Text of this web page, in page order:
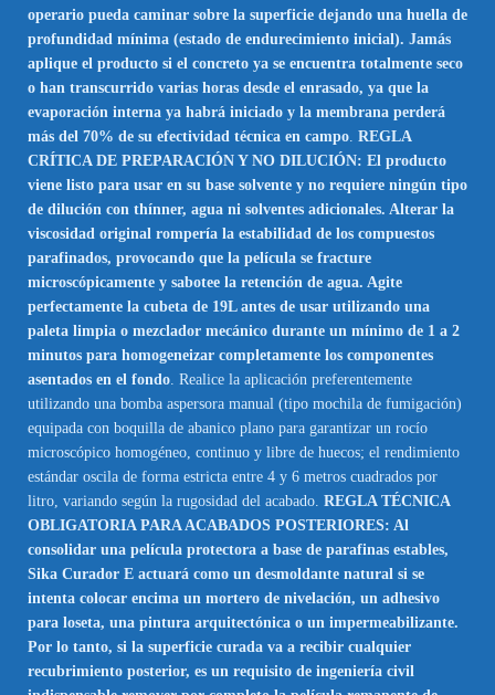
operario pueda caminar sobre la superficie dejando una huella de
profundidad mínima (estado de endurecimiento inicial). Jamás
aplique el producto si el concreto ya se encuentra totalmente seco
o han transcurrido varias horas desde el enrasado, ya que la
evaporación interna ya habrá iniciado y la membrana perderá
más del 70% de su efectividad técnica en campo REGLA
CRÍTICA DE PREPARACIÓN Y NO DILUCIÓN: El producto
viene listo para usar en su base solvente y no requiere ningún tipo
de dilución con thínner, agua ni solventes adicionales. Alterar la
viscosidad original rompería la estabilidad de los compuestos
parafinados, provocando que la película se fracture
microscópicamente y sabotee la retención de agua. Agite
perfectamente la cubeta de 19L antes de usar utilizando una
paleta limpia o mezclador mecánico durante un mínimo de 1 a 2
minutos para homogeneizar completamente los componentes
asentados en el fondo . Realice la aplicación preferentemente
utilizando una bomba aspersora manual (tipo mochila de fumigación)
equipada con boquilla de abanico plano para garantizar un rocío
microscópico homogéneo, continuo y libre de huecos; el rendimiento
estándar oscila de forma estricta entre 4 y 6 metros cuadrados por
litro, variando según la rugosidad del acabado. REGLA TÉCNICA
OBLIGATORIA PARA ACABADOS POSTERIORES: Al
consolidar una película protectora a base de parafinas estables,
Sika Curador E actuará como un desmoldante natural si se
intenta colocar encima un mortero de nivelación, un adhesivo
para loseta, una pintura arquitectónica o un impermeabilizante.
Por lo tanto, si la superficie curada va a recibir cualquier
recubrimiento posterior, es un requisito de ingeniería civil